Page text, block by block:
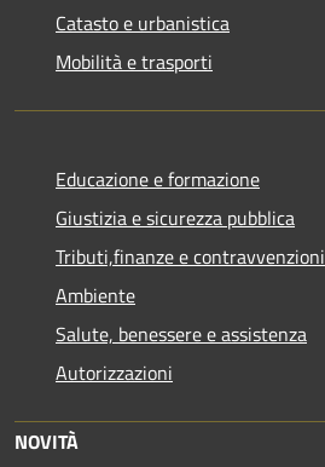
Catasto e urbanistica
Mobilità e trasporti
Educazione e formazione
Giustizia e sicurezza pubblica
Tributi,finanze e contravvenzioni
Ambiente
Salute, benessere e assistenza
Autorizzazioni
NOVITÀ